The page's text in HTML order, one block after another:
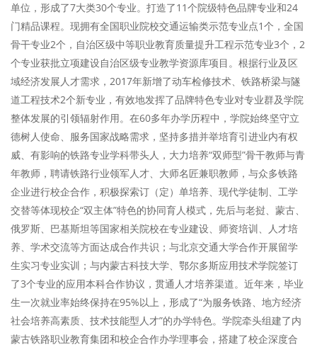
单位，形成了7大类30个专业。打造了11个院级特色品牌专业和24
门精品课程。现拥有全国职业院校交通运输类示范专业点1个，全国
骨干专业2个，自治区级中等职业教育质量提升工程示范专业3个，2
个专业获批立项建设自治区级专业教学资源库项目。根据行业及区
域经济发展人才需求，2017年新增了动车检修技术、铁路桥梁与隧
道工程技术2个新专业，有效地发挥了品牌特色专业对专业群及学院
整体发展的引领辐射作用。在60多年办学历程中，学院始终坚守立
德树人使命、服务国家战略需求，坚持多措并举培育引进业内有权
威、有影响的铁路专业学科带头人，大力培养“双师型”骨干教师与青
年教师，聘请铁路行业领军人才、大师名匠兼职教师，与众多铁路
企业进行校企合作，积极探索订（定）单培养、现代学徒制、工学
交替等体现校企“双主体”特色的协同育人模式，先后与老挝、蒙古、
俄罗斯、巴基斯坦等国家相关院校在专业建设、师资培训、人才培
养、学术交流等方面达成合作共识；与北京交通大学合作开展留学
生实习专业实训；与内蒙古科技大学、鄂尔多斯应用技术学院签订
了3个专业的应用本科合作协议，贯通人才培养渠道。近年来，毕业
生一次就业率始终保持在95%以上，形成了“为服务铁路、地方经济
社会培养高素质、技术技能型人才”的办学特色。学院牵头组建了内
蒙古铁路职业教育集团和校企合作办学理事会，搭建了校企深度合